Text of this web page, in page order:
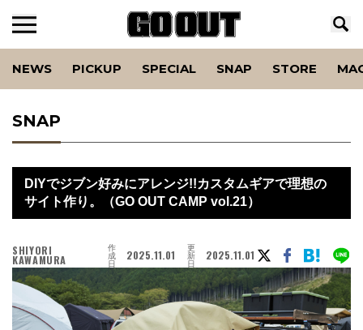
NEWS PICKUP SPECIAL SNAP STORE
SNAP
DIYでジブン好みにアレンジ!!カスタムギアで理想の
サイト作り。（GO OUT CAMP vol.21）
SHIYORI
KAWAMURA
作
成
日
2025.11.01 更
新
日
2025.11.01